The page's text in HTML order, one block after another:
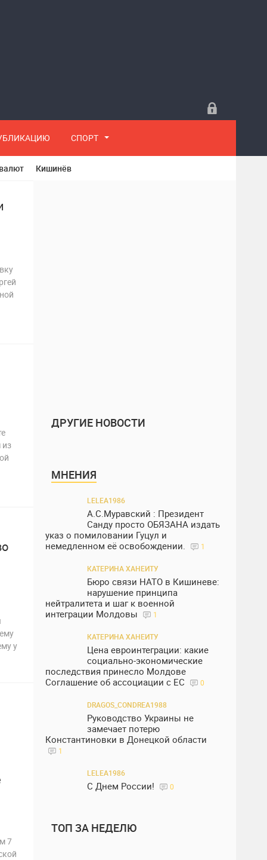
СПОРТ
Кишинёв
из
у
7
ДРУГИЕ НОВОСТИ
МНЕНИЯ
LELEA1986
А.С.Муравский : Президент
Санду просто ОБЯЗАНА издать
указ о помиловании Гуцул и
немедленном её освобождении.
1
КАТЕРИНА ХАНЕИТУ
Бюро связи НАТО в Кишиневе:
нарушение принципа
нейтралитета и шаг к военной
интеграции Молдовы
1
КАТЕРИНА ХАНЕИТУ
Цена евроинтеграции: какие
социально-экономические
последствия принесло Молдове
Соглашение об ассоциации с ЕС
0
DRAGOS_CONDREA1988
Руководство Украины не
замечает потерю
Константиновки в Донецкой области
1
LELEA1986
С Днем России! 0
ТОП ЗА НЕДЕЛЮ